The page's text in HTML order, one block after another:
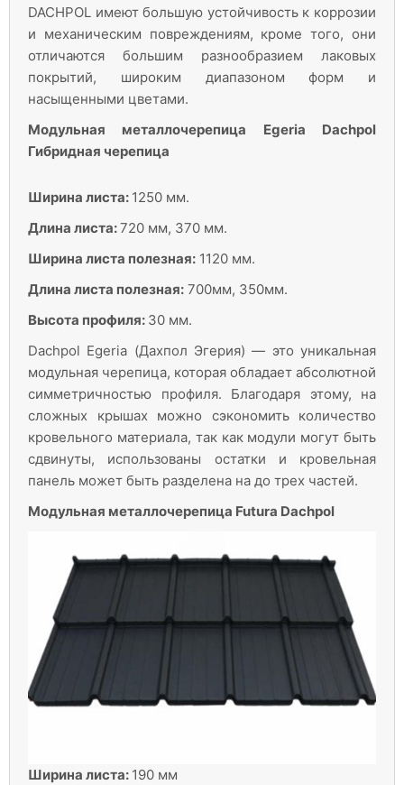
DACHPOL имеют большую устойчивость к коррозии
и механическим повреждениям, кроме того, они
отличаются большим разнообразием лаковых
покрытий, широким диапазоном форм и
насыщенными цветами.
Модульная металлочерепица Egeria Dachpol
Гибридная черепица
Ширина листа: 1250 мм.
Длина листа:720 мм, 370 мм.
Ширина листа полезная: 1120 мм.
Длина листа полезная: 700мм, 350мм.
Высота профиля: 30 мм.
Dachpol Egeria (Дахпол Эгерия) — это уникальная
модульная черепица, которая обладает абсолютной
симметричностью профиля. Благодаря этому, на
сложных крышах можно сэкономить количество
кровельного материала, так как модули могут быть
сдвинуты, использованы остатки и кровельная
панель может быть разделена на до трех частей.
Модульная металлочерепица Futura Dachpol
Ширина листа: 190 мм